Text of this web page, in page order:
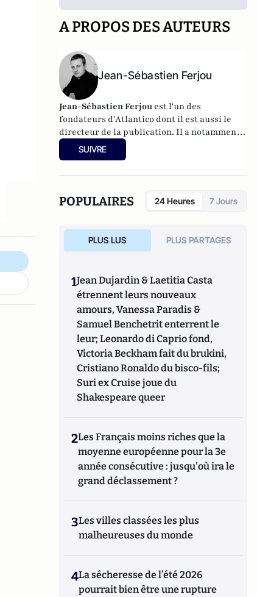
A PROPOS DES AUTEURS
Jean-Sébastien Ferjou
Jean-Sébastien Ferjou est l'un des
fondateurs d'Atlantico dont il est aussi le
directeur de la publication. Il a notamment
travaillé à LCI, pour TF1 et fait de la
production télévisuelle.
SUIVRE
POPULAIRES 24 Heures 7 Jours
PLUS LUS PLUS PARTAGES
1Jean Dujardin & Laetitia Casta
étrennent leurs nouveaux
amours, Vanessa Paradis &
Samuel Benchetrit enterrent le
leur; Leonardo di Caprio fond,
Victoria Beckham fait du brukini,
Cristiano Ronaldo du bisco-fils;
Suri ex Cruise joue du
Shakespeare queer
2Les Français moins riches que la
moyenne européenne pour la 3e
année consécutive : jusqu'où ira le
grand déclassement ?
3Les villes classées les plus
malheureuses du monde
4La sécheresse de l’été 2026
pourrait bien être une rupture